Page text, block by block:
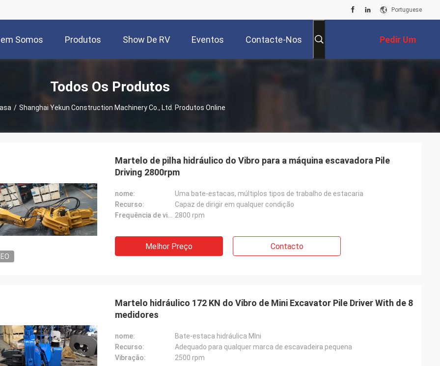
Portuguese
Somos Produtos Show De RV Eventos Contacte-Nos Pedir Um
Orçamento
Todos Os Produtos
/ Shanghai Yekun Construction Machinery Co., Ltd. Produtos Online
Martelo de pilha hidráulico do Vibro para a máquina escavadora Pile
Driving 2800rpm
nome:
Uma bate-estacas, múltiplos tipos de trabalho de estacaria
Recurso:
Capaz de dirigir em qualquer condição
Frequência de vibração: 2800 rpm
Melhor Preço Contacto
Martelo hidráulico 172 KN do Vibro de Mini Excavator Pile Driver With de 8
medidores
nome:
Bate-estaca hidráulica MIni
Recurso:
Adequado para qualquer marca de escavadeira pequena
Vibração:
2500 rpm